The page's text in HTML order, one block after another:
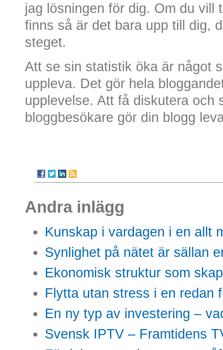
jag lösningen för dig. Om du vill
finns så är det bara upp till dig,
steget.
Att se sin statistik öka är något
uppleva. Det gör hela
upplevelse. Att få diskutera och
bloggbesökare gör din blogg
Andra inlägg
Kunskap i vardagen i en allt
Synlighet på nätet är sällan
Ekonomisk struktur som
Flytta utan stress i en redan
En ny typ av investering –
Svensk IPTV – Framtidens